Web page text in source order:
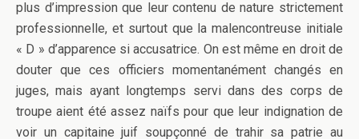
plus d’impression que leur contenu de nature strictement
professionnelle, et surtout que la malencontreuse initiale
« D » d’apparence si accusatrice. On est même en droit de
douter que ces officiers momentanément changés en
juges, mais ayant longtemps servi dans des corps de
troupe aient été assez naïfs pour que leur indignation de
voir un capitaine juif soupçonné de trahir sa patrie au